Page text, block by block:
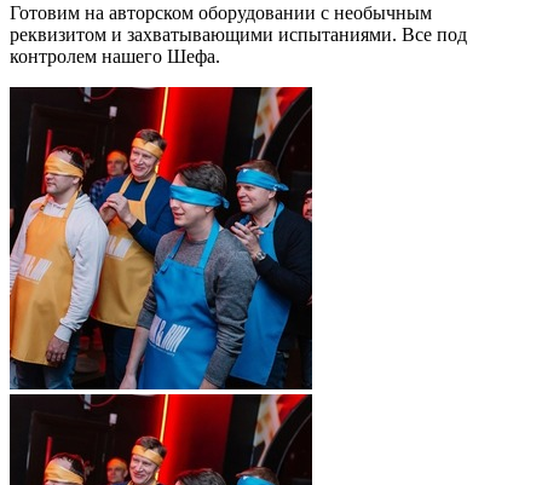
Готовим на авторском оборудовании с необычным
реквизитом и захватывающими испытаниями. Все под
контролем нашего Шефа.